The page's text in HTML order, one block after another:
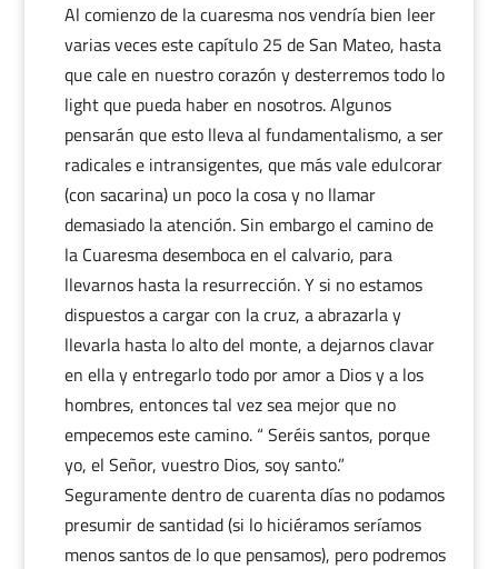
Al comienzo de la cuaresma nos vendría bien leer
varias veces este capítulo 25 de San Mateo, hasta
que cale en nuestro corazón y desterremos todo lo
light que pueda haber en nosotros. Algunos
pensarán que esto lleva al fundamentalismo, a ser
radicales e intransigentes, que más vale edulcorar
(con sacarina) un poco la cosa y no llamar
demasiado la atención. Sin embargo el camino de
la Cuaresma desemboca en el calvario, para
llevarnos hasta la resurrección. Y si no estamos
dispuestos a cargar con la cruz, a abrazarla y
llevarla hasta lo alto del monte, a dejarnos clavar
en ella y entregarlo todo por amor a Dios y a los
hombres, entonces tal vez sea mejor que no
empecemos este camino. “ Seréis santos, porque
yo, el Señor, vuestro Dios, soy santo.”
Seguramente dentro de cuarenta días no podamos
presumir de santidad (si lo hiciéramos seríamos
menos santos de lo que pensamos), pero podremos